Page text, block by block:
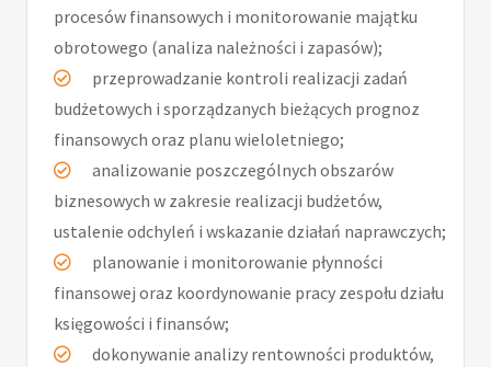
procesów finansowych i monitorowanie majątku
obrotowego (analiza należności i zapasów);
przeprowadzanie kontroli realizacji zadań
budżetowych i sporządzanych bieżących prognoz
finansowych oraz planu wieloletniego;
analizowanie poszczególnych obszarów
biznesowych w zakresie realizacji budżetów,
ustalenie odchyleń i wskazanie działań naprawczych;
planowanie i monitorowanie płynności
finansowej oraz koordynowanie pracy zespołu działu
księgowości i finansów;
dokonywanie analizy rentowności produktów,